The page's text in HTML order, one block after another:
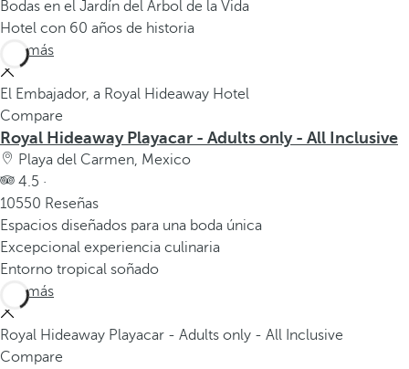
Bodas en el Jardín del Árbol de la Vida
Hotel con 60 años de historia
Ver más
El Embajador, a Royal Hideaway Hotel
Compare
Royal Hideaway Playacar - Adults only - All Inclusive
Playa del Carmen, Mexico
4.5 ·
10550 Reseñas
Espacios diseñados para una boda única
Excepcional experiencia culinaria
Entorno tropical soñado
Ver más
Royal Hideaway Playacar - Adults only - All Inclusive
Compare